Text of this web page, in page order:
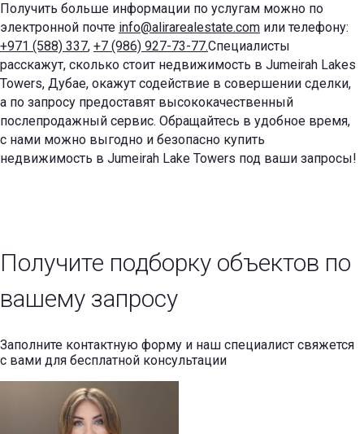
Получить больше информации по услугам можно по
электронной почте info@alirarealestate.com или телефону:
+971 (588) 337, +7 (986) 927-73-77.Специалисты
расскажут, сколько стоит недвижимость в Jumeirah Lakes
Towers, Дубае, окажут содействие в совершении сделки,
а по запросу предоставят высококачественный
послепродажный сервис. Обращайтесь в удобное время,
с нами можно выгодно и безопасно купить
недвижимость в Jumeirah Lake Towers под ваши запросы!
Получите подборку объектов по
вашему запросу
Заполните контактную форму и наш специалист свяжется
с вами для бесплатной консультации